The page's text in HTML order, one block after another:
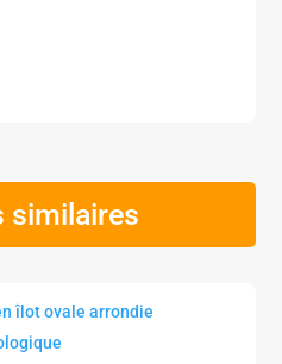
similaires